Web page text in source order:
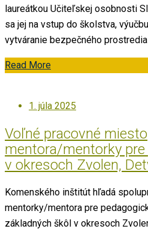
laureátkou Učiteľskej osobnosti
sa jej na vstup do školstva,
vytváranie bezpečného
Read More
Posted
1. júla 2025
Voľné pracovné miesto
mentora/mentorky
v okresoch Zvolen,
Komenského inštitút hľadá
mentorky/mentora pre
základných škôl v okresoch